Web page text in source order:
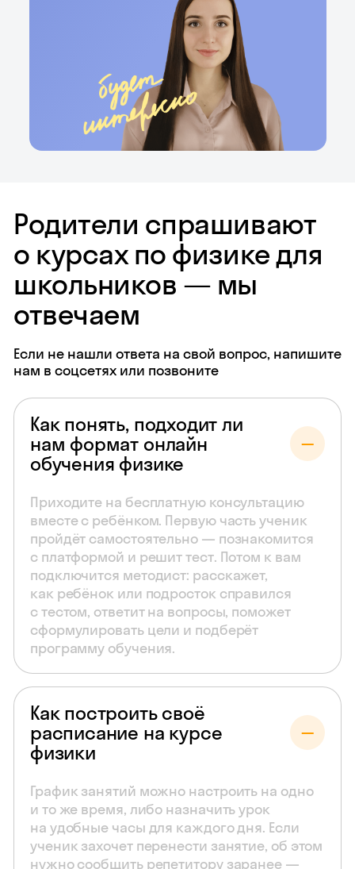
Родители спрашивают
о курсах по физике для
школьников — мы
отвечаем
Если не нашли ответа на свой вопрос, напишите
нам в соцсетях или позвоните
Как понять, подходит ли
нам формат онлайн
обучения физике
Приходите на бесплатную консультацию
вместе с ребёнком. Первую часть ученик
пройдёт самостоятельно — познакомится
с платформой и решит тест. Потом к вам
подключится методист: расскажет,
как ребёнок или подросток справился
с тестом, ответит на вопросы, поможет
сформулировать цели и подберёт
программу обучения.
Как построить своё
расписание на курсе
физики
График занятий можно настроить на одно
и то же время, либо назначить урок
на удобные часы для каждого дня. Если
ученик захочет перенести занятие, об этом
нужно сообщить репетитору заранее —